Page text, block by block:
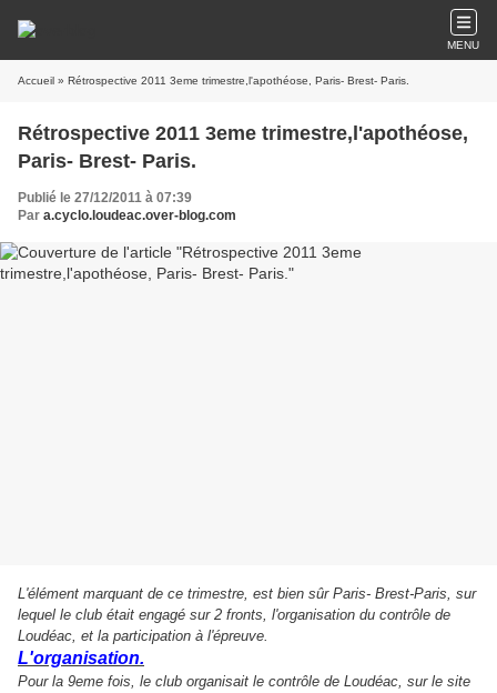
MENU
Accueil » Rétrospective 2011 3eme trimestre,l'apothéose, Paris- Brest- Paris.
Rétrospective 2011 3eme trimestre,l'apothéose,
Paris- Brest- Paris.
Publié le 27/12/2011 à 07:39
Par a.cyclo.loudeac.over-blog.com
L'élément marquant de ce trimestre, est bien sûr Paris- Brest-Paris, sur
lequel le club était engagé sur 2 fronts, l'organisation du contrôle de
Loudéac, et la participation à l'épreuve.
L'organisation.
Pour la 9eme fois, le club organisait le contrôle de Loudéac, sur le site